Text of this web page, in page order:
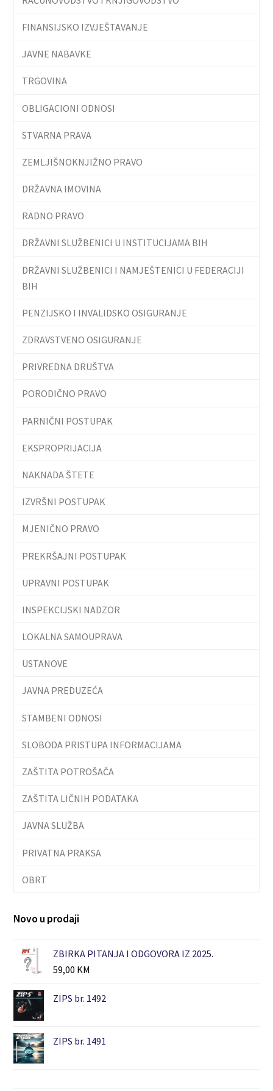
FINANSIJSKO IZVJEŠTAVANJE
JAVNE NABAVKE
TRGOVINA
OBLIGACIONI ODNOSI
STVARNA PRAVA
ZEMLJIŠNOKNJIŽNO PRAVO
DRŽAVNA IMOVINA
RADNO PRAVO
DRŽAVNI SLUŽBENICI U INSTITUCIJAMA BIH
DRŽAVNI SLUŽBENICI I NAMJEŠTENICI U FEDERACIJI
BIH
PENZIJSKO I INVALIDSKO OSIGURANJE
ZDRAVSTVENO OSIGURANJE
PRIVREDNA DRUŠTVA
PORODIČNO PRAVO
PARNIČNI POSTUPAK
EKSPROPRIJACIJA
NAKNADA ŠTETE
IZVRŠNI POSTUPAK
MJENIČNO PRAVO
PREKRŠAJNI POSTUPAK
UPRAVNI POSTUPAK
INSPEKCIJSKI NADZOR
LOKALNA SAMOUPRAVA
USTANOVE
JAVNA PREDUZEĆA
STAMBENI ODNOSI
SLOBODA PRISTUPA INFORMACIJAMA
ZAŠTITA POTROŠAČA
ZAŠTITA LIČNIH PODATAKA
JAVNA SLUŽBA
PRIVATNA PRAKSA
OBRT
Novo u prodaji
ZBIRKA PITANJA I ODGOVORA IZ 2025.
59,00 KM
ZIPS br. 1492
ZIPS br. 1491